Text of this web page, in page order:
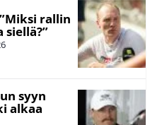
rallin
syyn
alkaa